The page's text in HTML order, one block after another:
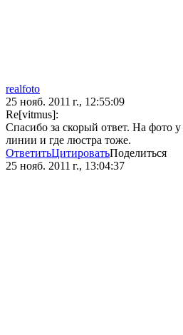
realfoto
25 нояб. 2011 г., 12:55:09
Re[vitmus]:
Спасибо за скорый ответ. На фото
линии и где люстра тоже.
ОтветитьЦитироватьПоделиться
25 нояб. 2011 г., 13:04:37